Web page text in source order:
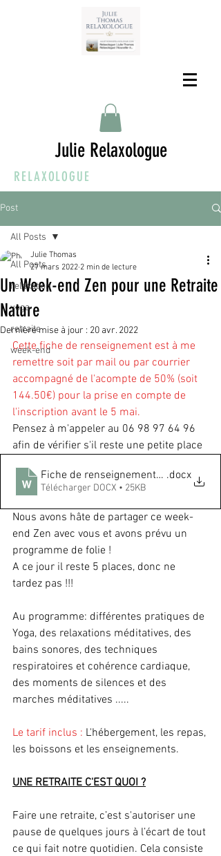
Julie Relaxologue
RELAXOLOGUE
Post
All Posts
relaxation
yoga
retraite
week-end
All Posts
Un Week-end Zen pour une Retraite
Nature
Julie Thomas
27 mars 2022 2 min de lecture
Dernière mise à jour : 20 avr. 2022
Cette fiche de renseignement est à me
remettre soit par mail ou par courrier
accompagné de l'acompte de 50% (soit
144.50€) pour la prise en compte de
l'inscription avant le 5 mai.
Pensez à m'appeler au 06 98 97 64 96
afin de vérifier s'il reste une petite place
Fiche de renseignements pour le
.docx
Télécharger DOCX • 25KB
Nous avons hâte de partager ce week-
end Zen avec vous et avons prévu un
programme de folie !
A ce jour il reste 5 places, donc ne
tardez pas !!!
Au programme: différentes pratiques de
Yoga, des relaxations méditatives, des
bains sonores, des techniques
respiratoires et cohérence cardiaque,
des moments de silences et des
marches méditatives .....
Le tarif inclus : L'hébergement, les repas,
les boissons et les enseignements.
UNE RETRAITE C'EST QUOI ?
Faire une retraite, c’est s'autoriser une
pause de quelques jours à l’écart de tout
ce qui fait notre quotidien. Cela consiste